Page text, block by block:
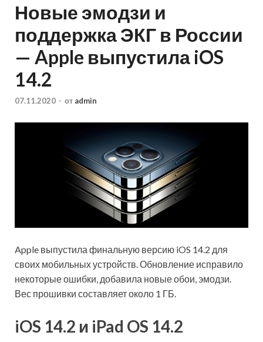
Новые эмодзи и
поддержка ЭКГ в России
— Apple выпустила iOS
14.2
07.11.2020 - от admin
Apple выпустила финальную версию iOS 14.2 для
своих мобильных устройств. Обновление исправило
некоторые ошибки, добавила новые обои, эмодзи.
Вес прошивки составляет около 1 ГБ.
iOS 14.2 и iPad OS 14.2